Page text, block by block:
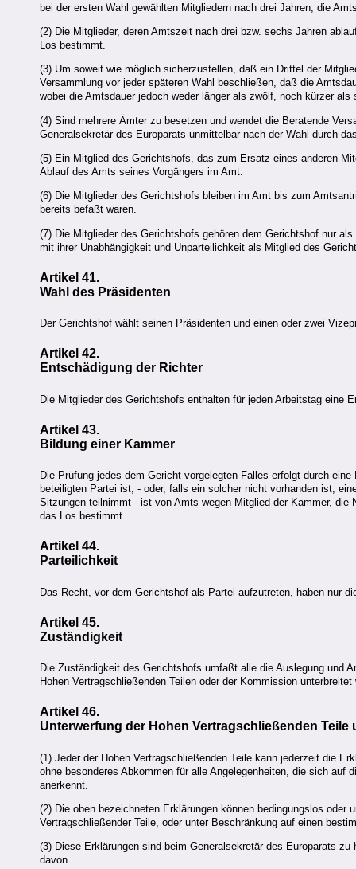
bei der ersten Wahl gewählten Mitgliedern nach drei Jahren, die
(2) Die Mitglieder, deren Amtszeit nach drei bzw. sechs Jahren
Los bestimmt.
(3) Um soweit wie möglich sicherzustellen, daß ein Drittel der
Versammlung vor jeder späteren Wahl beschließen, daß die
wobei die Amtsdauer jedoch weder länger als zwölf, noch kürzer als
(4) Sind mehrere Ämter zu besetzen und wendet die Beratende
Generalsekretär des Europarats unmittelbar nach der Wahl durch
(5) Ein Mitglied des Gerichtshofs, das zum Ersatz eines anderen
Ablauf des Amts seines Vorgängers im Amt.
(6) Die Mitglieder des Gerichtshofs bleiben im Amt bis zum
bereits befaßt waren.
(7) Die Mitglieder des Gerichtshofs gehören dem Gerichtshof nur
mit ihrer Unabhängigkeit und Unparteilichkeit als Mitglied des
Artikel 41.
Wahl des Präsidenten
Der Gerichtshof wählt seinen Präsidenten und einen oder zwei
Artikel 42.
Entschädigung der Richter
Die Mitglieder des Gerichtshofs enthalten für jeden Arbeitstag eine
Artikel 43.
Bildung einer Kammer
Die Prüfung jedes dem Gericht vorgelegten Falles erfolgt durch
beteiligten Partei ist, - oder, falls ein solcher nicht vorhanden ist,
Sitzungen teilnimmt - ist von Amts wegen Mitglied der Kammer, die
das Los bestimmt.
Artikel 44.
Parteilichkeit
Das Recht, vor dem Gerichtshof als Partei aufzutreten, haben nur
Artikel 45.
Zuständigkeit
Die Zuständigkeit des Gerichtshofs umfaßt alle die Auslegung und
Hohen Vertragschließenden Teilen oder der Kommission unterbreitet
Artikel 46.
Unterwerfung der Hohen Vertragschließenden Teile
(1) Jeder der Hohen Vertragschließenden Teile kann jederzeit die
ohne besonderes Abkommen für alle Angelegenheiten, die sich auf
anerkennt.
(2) Die oben bezeichneten Erklärungen können bedingungslos
Vertragschließender Teile, oder unter Beschränkung auf einen
(3) Diese Erklärungen sind beim Generalsekretär des Europarats
davon.